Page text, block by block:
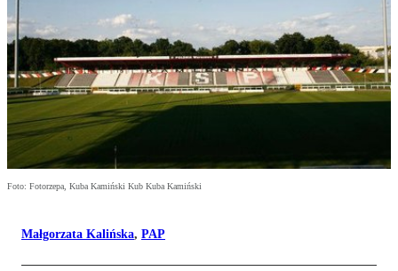
Foto: Fotorzepa, Kuba Kamiński Kub Kuba Kamiński
Małgorzata Kalińska, PAP